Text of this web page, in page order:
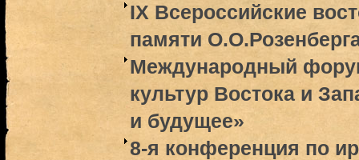
IX Всероссийские
памяти
Международный
культур Востока и
и будущее»
8-я конференция по